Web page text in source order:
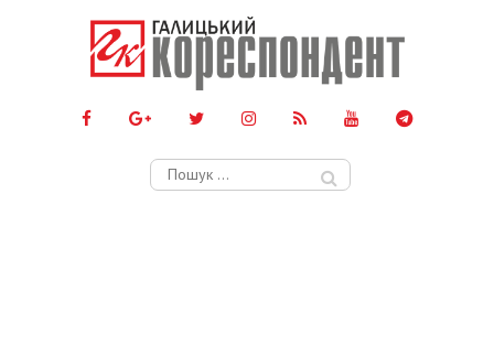
Пошук: